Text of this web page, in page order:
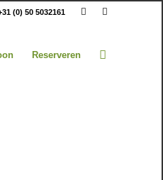
(0) 50 5032161
Reserveren